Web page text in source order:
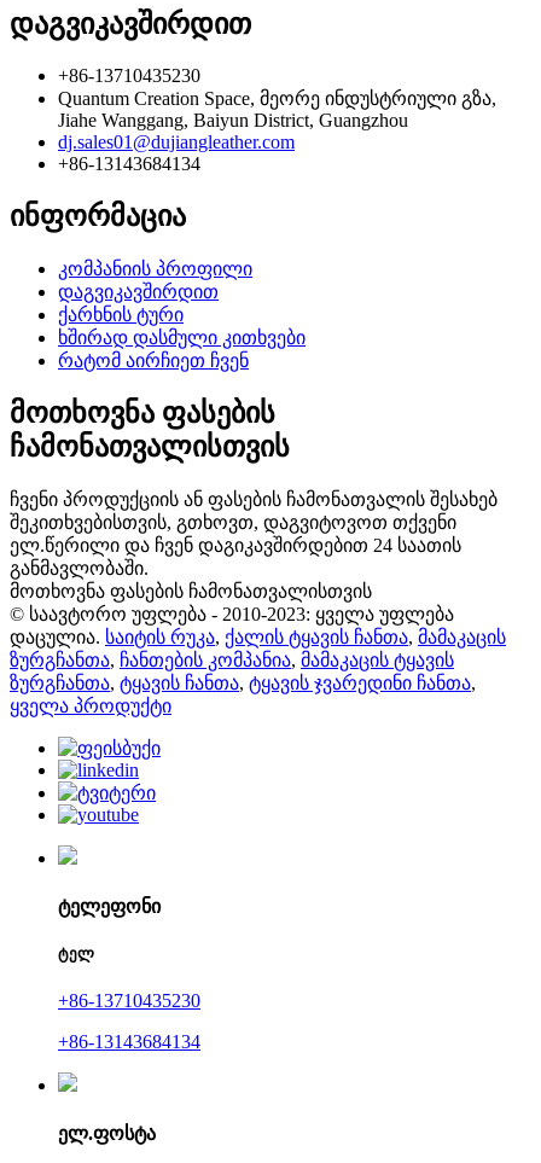
დაგვიკავშირდით
+86-13710435230
Quantum Creation Space, მეორე ინდუსტრიული გზა,
Jiahe Wanggang, Baiyun District, Guangzhou
dj.sales01@dujiangleather.com
+86-13143684134
ინფორმაცია
კომპანიის პროფილი
დაგვიკავშირდით
ქარხნის ტური
ხშირად დასმული კითხვები
რატომ აირჩიეთ ჩვენ
მოთხოვნა ფასების
ჩამონათვალისთვის
ჩვენი პროდუქციის ან ფასების ჩამონათვალის შესახებ
შეკითხვებისთვის, გთხოვთ, დაგვიტოვოთ თქვენი
ელ.წერილი და ჩვენ დაგიკავშირდებით 24 საათის
განმავლობაში.
მოთხოვნა ფასების ჩამონათვალისთვის
© საავტორო უფლება - 2010-2023: ყველა უფლება
დაცულია. საიტის რუკა, ქალის ტყავის ჩანთა, მამაკაცის
ზურგჩანთა, ჩანთების კომპანია, მამაკაცის ტყავის
ზურგჩანთა, ტყავის ჩანთა, ტყავის ჯვარედინი ჩანთა,
ყველა პროდუქტი
ტელეფონი
ტელ
+86-13710435230
+86-13143684134
ელ.ფოსტა